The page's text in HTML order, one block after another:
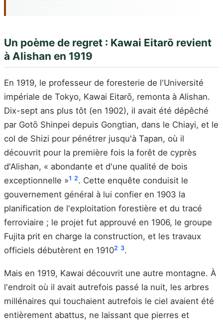
Un poème de regret : Kawai Eitarō revient
à Alishan en 1919
En 1919, le professeur de foresterie de l'Université
impériale de Tokyo, Kawai Eitarō, remonta à Alishan.
Dix-sept ans plus tôt (en 1902), il avait été dépêché
par Gotō Shinpei depuis Gongtian, dans le Chiayi, et le
col de Shizi pour pénétrer jusqu'à Tapan, où il
découvrit pour la première fois la forêt de cyprès
d'Alishan, « abondante et d'une qualité de bois
exceptionnelle »1 2. Cette enquête conduisit le
gouvernement général à lui confier en 1903 la
planification de l'exploitation forestière et du tracé
ferroviaire ; le projet fut approuvé en 1906, le groupe
Fujita prit en charge la construction, et les travaux
officiels débutèrent en 19102 3.
Mais en 1919, Kawai découvrit une autre montagne. À
l'endroit où il avait autrefois passé la nuit, les arbres
millénaires qui touchaient autrefois le ciel avaient été
entièrement abattus, ne laissant que pierres et